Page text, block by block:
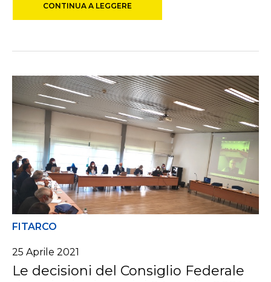
CONTINUA A LEGGERE
FITARCO
25 Aprile 2021
Le decisioni del Consiglio Federale